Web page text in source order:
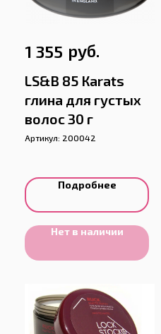
1 355 руб.
LS&B 85 Кarats
глина для густых
волос 30 г
Артикул: 200042
Подробнее
Нет в наличии